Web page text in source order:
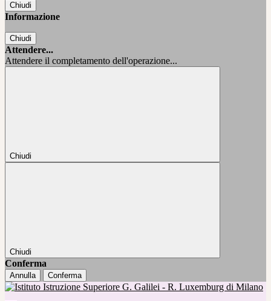
Chiudi
Informazione
Chiudi
Attendere...
Attendere il completamento dell'operazione...
Chiudi
Chiudi
Conferma
Annulla Conferma